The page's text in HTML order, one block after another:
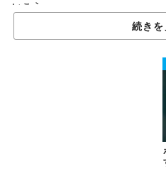
いこう。
聞き慣れたス
続きを